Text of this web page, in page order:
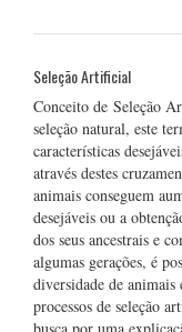
Seleção Artificial
Conceito de Seleção
seleção natural, este
características
através destes
animais conseguem
desejáveis ou a
dos seus ancestrais e
algumas gerações, é
diversidade de
processos de seleção